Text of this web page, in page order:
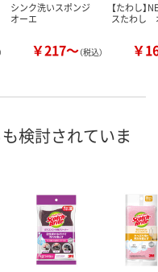
シンク洗いスポンジ
オーエ
￥217～（税込）
【たわし】
スたわし
￥
検討されていま